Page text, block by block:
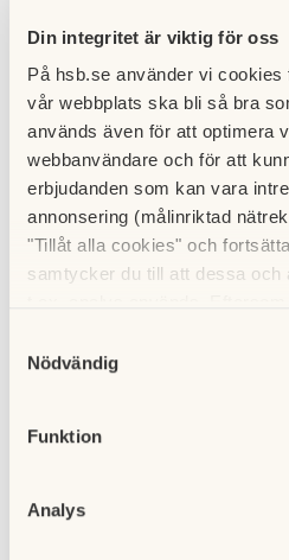
Din integritet är viktig för oss
På hsb.se använder vi
vår webbplats ska bli så bra
används även för att optimera
webbanvändare och för att
erbjudanden som kan vara
annonsering (målinriktad
"Tillåt alla cookies" och
samtycker du till att dessa
cookies och välja att endast
Nödvändig
Funktion
Analys
Omläggning till nytt
Inglasade balkonger 2023,
87 befintliga balkonger och
balkonger.
2024 installation av två dubbla
bakom AB 12.
2025 installation av
TV och internet finns installerat
abonnemang från Telia.
1 rok 26 st
2 rok 47 st
4 rok 14 st
18 garage, 16 carportar samt